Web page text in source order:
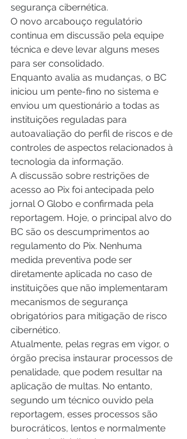
segurança cibernética.
O novo arcabouço regulatório
continua em discussão pela equipe
técnica e deve levar alguns meses
para ser consolidado.
Enquanto avalia as mudanças, o BC
iniciou um pente-fino no sistema e
enviou um questionário a todas as
instituições reguladas para
autoavaliação do perfil de riscos e de
controles de aspectos relacionados à
tecnologia da informação.
A discussão sobre restrições de
acesso ao Pix foi antecipada pelo
jornal O Globo e confirmada pela
reportagem. Hoje, o principal alvo do
BC são os descumprimentos ao
regulamento do Pix. Nenhuma
medida preventiva pode ser
diretamente aplicada no caso de
instituições que não implementaram
mecanismos de segurança
obrigatórios para mitigação de risco
cibernético.
Atualmente, pelas regras em vigor, o
órgão precisa instaurar processos de
penalidade, que podem resultar na
aplicação de multas. No entanto,
segundo um técnico ouvido pela
reportagem, esses processos são
burocráticos, lentos e normalmente